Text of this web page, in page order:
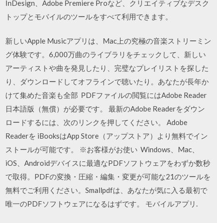
InDesign、Adobe Premiere Proなど、クリエイティブなデスク
トップとモバイルのツールをすべて利用できます。
新しいApple Musicアプリは、Mac上の究極の音楽ストリーミン
グ体験です。6,000万曲のライブラリをチェックして、新しい
アーティストや曲を発見したり、完璧なプレイリストを探した
り、ダウンロードしてオフラインで聴いたり。あなたが長年か
けて集めた音楽も全部 PDFファイルの閲覧にはAdobe Reader
日本語版（無償）が必要です。 最新のAdobe Readerをダウン
ロードするには、次のリンクを押してください。 Adobe
Readerを iBooksはApp Store（アップストア）より無料でイン
ストールが可能です。 ※お客様がお使い Windows、Mac、
iOS、Androidデバイスに最適なPDFソフトウェアをわずか数秒
で取得。PDFの変換・圧縮・編集・変更が可能な21のツールを
無料でご利用ください。Smallpdfは、あなたが気に入る最初で
唯一のPDFソフトウェアになるはずです。 モバイルアプリ.